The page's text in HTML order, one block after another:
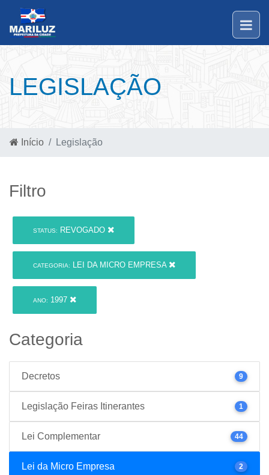
LEGISLAÇÃO
Início Legislação
Filtro
STATUS: REVOGADO
CATEGORIA: LEI DA MICRO EMPRESA
ANO: 1997
Categoria
Decretos 9
Legislação Feiras Itinerantes 1
Lei Complementar 44
Lei da Micro Empresa 2